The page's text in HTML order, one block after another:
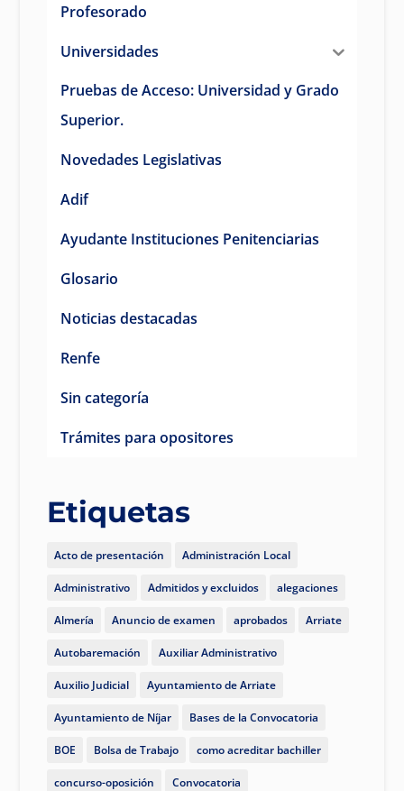
Profesorado
Universidades
Pruebas de Acceso: Universidad y Grado
Superior.
Novedades Legislativas
Adif
Ayudante Instituciones Penitenciarias
Glosario
Noticias destacadas
Renfe
Sin categoría
Trámites para opositores
Etiquetas
Acto de presentación Administración Local
Administrativo Admitidos y excluidos alegaciones
Almería Anuncio de examen aprobados Arriate
Autobaremación Auxiliar Administrativo
Auxilio Judicial Ayuntamiento de Arriate
Ayuntamiento de Níjar Bases de la Convocatoria
BOE Bolsa de Trabajo como acreditar bachiller
concurso-oposición Convocatoria